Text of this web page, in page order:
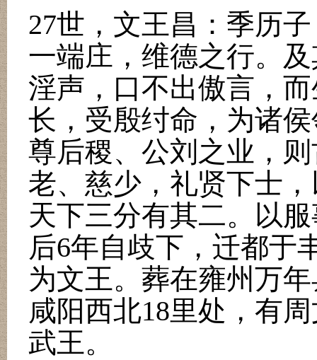
27世，文王昌：季历
一端庄，维德之行。
淫声，口不出傲言，
长，受殷纣命，为诸
尊后稷、公刘之业，
老、慈少，礼贤下士
天下三分有其二。以
后6年自歧下，迁都于
为文王。葬在雍州万
咸阳西北18里处，有
武王。